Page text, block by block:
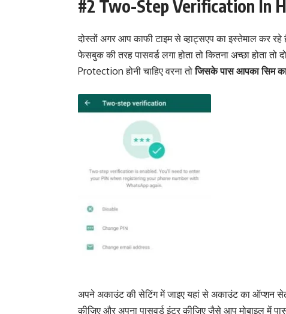
#2 Two-Step Verification In
दोस्तों अगर आप काफी टाइम से व्हाट्सएप का इस्तेमाल कर
फेसबुक की तरह पासवर्ड लगा होता तो कितना अच्छा होता
Protection होनी चाहिए वरना तोजिसके पास आपका सिम
अपने अकाउंट की सेटिंग में जाइए यहां से अकाउंट का ऑप्शन
कीजिए और अपना पासवर्ड इंटर कीजिए जैसे आप मोबाइल में